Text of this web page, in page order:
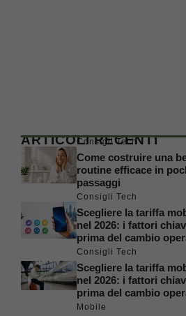
ARTICOLI RECENTI
Consigli Tech
Come costruire una
routine efficace in
passaggi
Consigli Tech
Scegliere la tariffa
nel 2026: i fattori
prima del cambio
Consigli Tech
Scegliere la tariffa
nel 2026: i fattori
prima del cambio
Mobile